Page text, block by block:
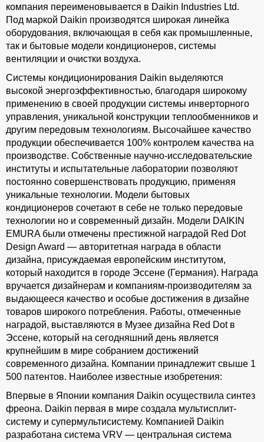
компания переименовывается в Daikin Industries Ltd.
Под маркой Daikin производятся широкая линейка
оборудования, включающая в себя как промышленные,
так и бытовые модели кондиционеров, системы
вентиляции и очистки воздуха.
Системы кондиционирования Daikin выделяются
высокой энергоэффективностью, благодаря широкому
применению в своей продукции системы инверторного
управления, уникальной конструкции теплообменников и
другим передовым технологиям. Высочайшее качество
продукции обеспечивается 100% контролем качества на
производстве. Собственные научно-исследовательские
институты и испытательные лаборатории позволяют
постоянно совершенствовать продукцию, применяя
уникальные технологии. Модели бытовых
кондиционеров сочетают в себе не только передовые
технологии но и современный дизайн. Модели DAIKIN
EMURA были отмечены престижной наградой Red Dot
Design Award — авторитетная награда в области
дизайна, присуждаемая европейским институтом,
который находится в городе Эссене (Германия). Награда
вручается дизайнерам и компаниям-производителям за
выдающееся качество и особые достижения в дизайне
товаров широкого потребления. Работы, отмеченные
наградой, выставляются в Музее дизайна Red Dot в
Эссене, который на сегодняшний день является
крупнейшим в мире собранием достижений
современного дизайна. Компании принадлежит свыше 1
500 патентов. Наиболее известные изобретения:
Впервые в Японии компания Daikin осуществила синтез
фреона. Daikin первая в мире создала мультисплит-
систему и супермультисистему. Компанией Daikin
разработана система VRV — центральная система